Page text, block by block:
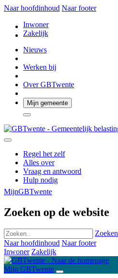
Naar hoofdinhoud Naar footer
Inwoner
Zakelijk
Nieuws
Werken bij
Over GBTwente
Mijn gemeente
Regel het zelf
Alles over
Vraag en antwoord
Hulp nodig
MijnGBTwente
Zoeken op de website
Zoeken
Naar hoofdinhoud Naar footer
Inwoner Zakelijk
Mijn GBTwente